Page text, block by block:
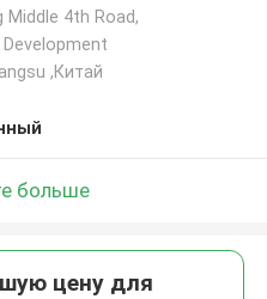
Middle 4th Road,
,Китай
больше
цену для